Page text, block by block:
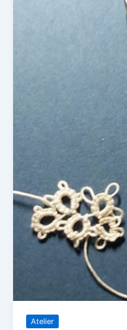
Atelier